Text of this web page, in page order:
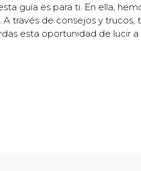
guía es para ti. En ella,
través de consejos y
esta oportunidad de lucir